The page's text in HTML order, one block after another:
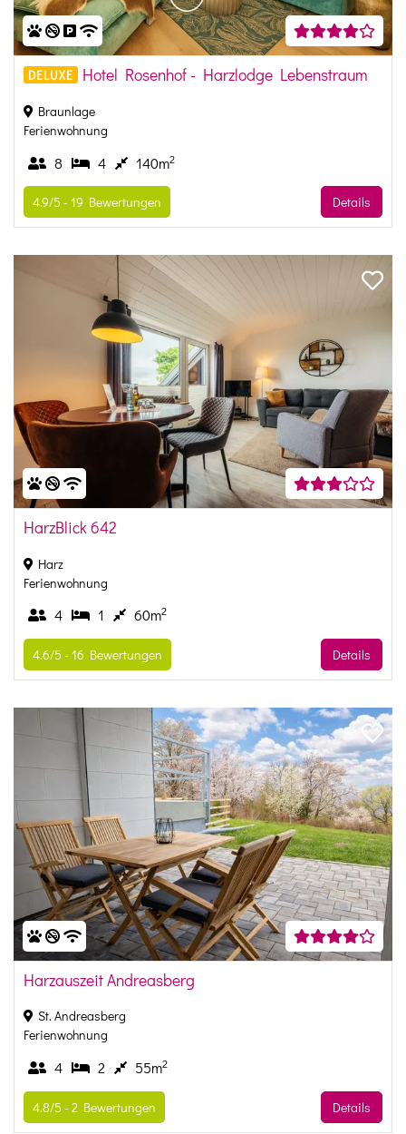
DELUXE Hotel Rosenhof - Harzlodge Lebenstraum
Braunlage
Ferienwohnung
8 4 140m2
Details
4.9/5 - 19 Bewertungen
HarzBlick 642
Harz
Ferienwohnung
4 1 60m2
Details
4.6/5 - 16 Bewertungen
Harzauszeit Andreasberg
St. Andreasberg
Ferienwohnung
4 2 55m2
Details
4.8/5 - 2 Bewertungen